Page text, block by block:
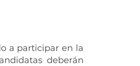
a participar en la
deberán